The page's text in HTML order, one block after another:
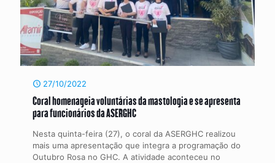
27/10/2022
Coral homenageia voluntárias da mastologia e se apresenta
para funcionários da ASERGHC
Nesta quinta-feira (27), o coral da ASERGHC realizou
mais uma apresentação que integra a programação do
Outubro Rosa no GHC. A atividade aconteceu no